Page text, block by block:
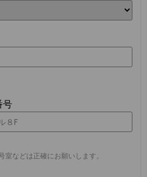
号
などは正確にお願いします。